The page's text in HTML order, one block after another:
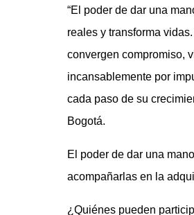
“El poder de dar una
reales y transforma
convergen compromiso,
incansablemente por
cada paso de su
Bogotá.
El poder de dar una
acompañarlas en la
¿Quiénes pueden